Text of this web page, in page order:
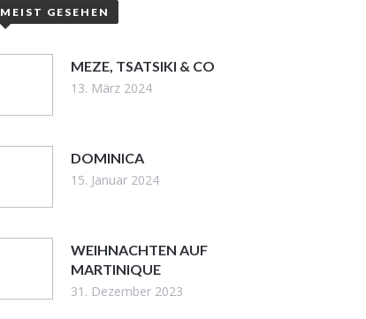
MEIST GESEHEN
MEZE, TSATSIKI & CO
13. März 2024
DOMINICA
15. Januar 2024
WEIHNACHTEN AUF
MARTINIQUE
31. Dezember 2023